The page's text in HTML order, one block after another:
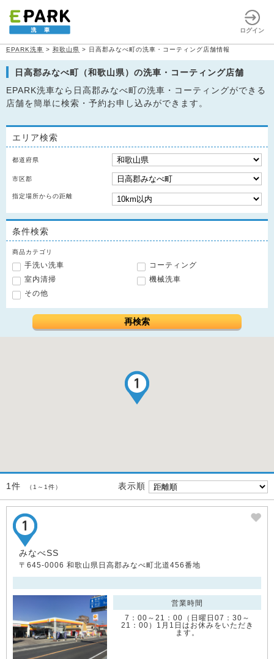
ログイン
EPARK洗車 > 和歌山県 > 日高郡みなべ町の洗車・コーティング店舗情報
日高郡みなべ町（和歌山県）の洗車・コーティング店舗
EPARK洗車なら日高郡みなべ町の洗車・コーティングができる
店舗を簡単に検索・予約お申し込みができます。
エリア検索
都道府県
市区郡
指定場所からの距離
条件検索
商品カテゴリ
手洗い洗車
コーティング
室内清掃
機械洗車
その他
再検索
1件 （1～1件） 表示順
みなべSS
〒645-0006 和歌山県日高郡みなべ町北道456番地
営業時間
7：00～21：00（日曜日07：30～
21：00）1月1日はお休みをいただき
ます。